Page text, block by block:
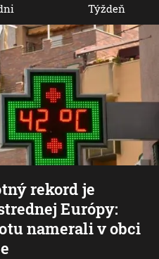
rekord je
Európy:
namerali v obci
Týždeň